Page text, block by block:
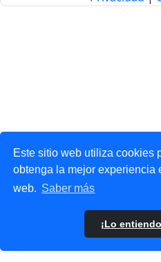
Este sitio web utiliza cookies
obtenga la mejor experiencia
web. Saber más
¡Lo